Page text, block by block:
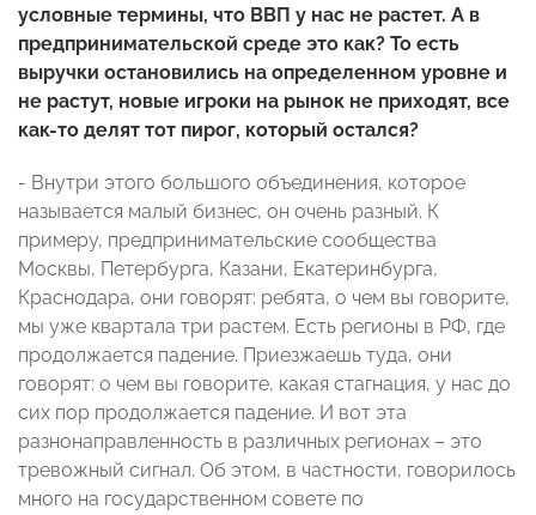
условные термины, что ВВП у нас не растет. А в
предпринимательской среде это как? То есть
выручки остановились на определенном уровне и
не растут, новые игроки на рынок не приходят, все
как-то делят тот пирог, который остался?
- Внутри этого большого объединения, которое
называется малый бизнес, он очень разный. К
примеру, предпринимательские сообщества
Москвы, Петербурга, Казани, Екатеринбурга,
Краснодара, они говорят: ребята, о чем вы говорите,
мы уже квартала три растем. Есть регионы в РФ, где
продолжается падение. Приезжаешь туда, они
говорят: о чем вы говорите, какая стагнация, у нас до
сих пор продолжается падение. И вот эта
разнонаправленность в различных регионах – это
тревожный сигнал. Об этом, в частности, говорилось
много на государственном совете по